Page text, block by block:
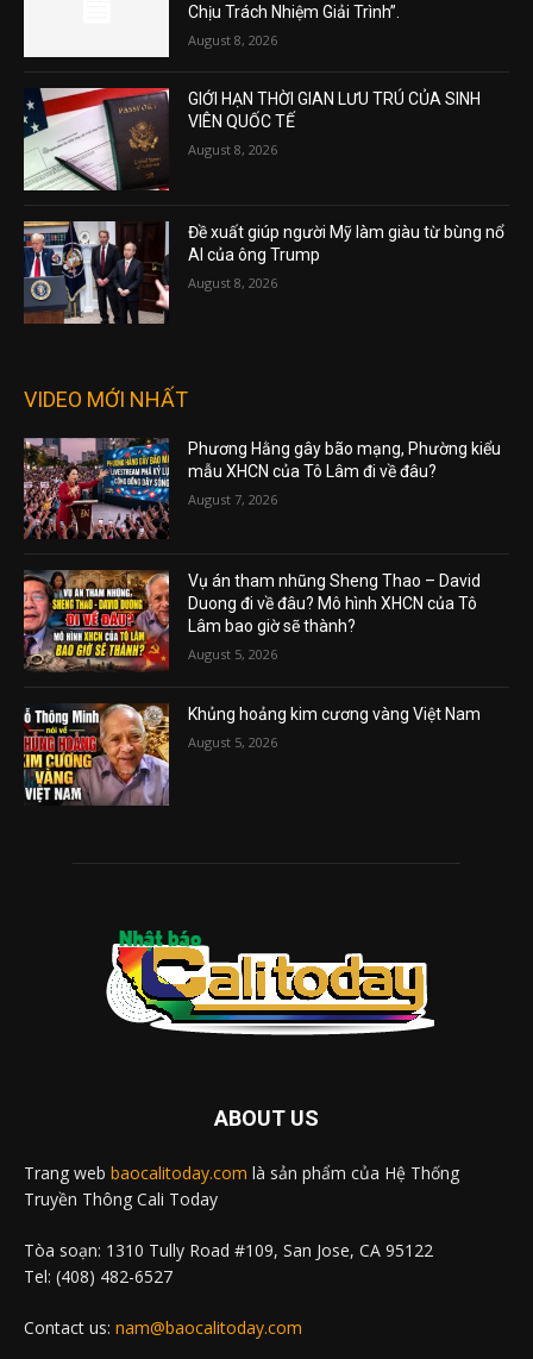
Chịu Trách Nhiệm Giải Trình”.
August 8, 2026
GIỚI HẠN THỜI GIAN LƯU TRÚ CỦA SINH
VIÊN QUỐC TẾ
August 8, 2026
Đề xuất giúp người Mỹ làm giàu từ bùng nổ
AI của ông Trump
August 8, 2026
VIDEO MỚI NHẤT
Phương Hằng gây bão mạng, Phường kiểu
mẫu XHCN của Tô Lâm đi về đâu?
August 7, 2026
Vụ án tham nhũng Sheng Thao – David
Duong đi về đâu? Mô hình XHCN của Tô
Lâm bao giờ sẽ thành?
August 5, 2026
Khủng hoảng kim cương vàng Việt Nam
August 5, 2026
ABOUT US
Trang web baocalitoday.com là sản phẩm của Hệ Thống
Truyền Thông Cali Today
Tòa soạn: 1310 Tully Road #109, San Jose, CA 95122
Tel: (408) 482-6527
Contact us: nam@baocalitoday.com